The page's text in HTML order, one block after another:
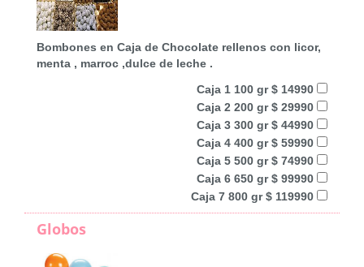
Bombones en Caja de Chocolate rellenos con licor,
menta , marroc ,dulce de leche .
Caja 1 100 gr $ 14990
Caja 2 200 gr $ 29990
Caja 3 300 gr $ 44990
Caja 4 400 gr $ 59990
Caja 5 500 gr $ 74990
Caja 6 650 gr $ 99990
Caja 7 800 gr $ 119990
Globos